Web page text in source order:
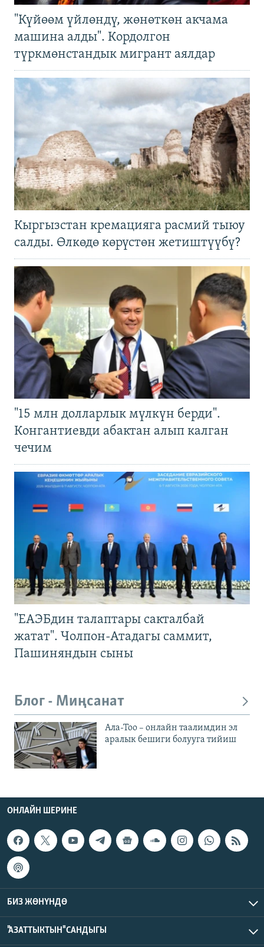
"Күйөөм үйлөндү, жөнөткөн акчама
машина алды". Кордолгон
түркмөнстандык мигрант аялдар
Кыргызстан кремацияга расмий тыюу
салды. Өлкөдө көрүстөн жетиштүүбү?
"15 млн долларлык мүлкүн берди".
Конгантиевди абактан алып калган
чечим
"ЕАЭБдин талаптары сакталбай
жатат". Чолпон-Атадагы саммит,
Пашиняндын сыны
Блог - Миңсанат
Ала-Тоо – онлайн таалимдин эл
аралык бешиги болууга тийиш
ОНЛАЙН ШЕРИНЕ
БИЗ ЖӨНҮНДӨ
"АЗАТТЫКТЫН" САНДЫГЫ